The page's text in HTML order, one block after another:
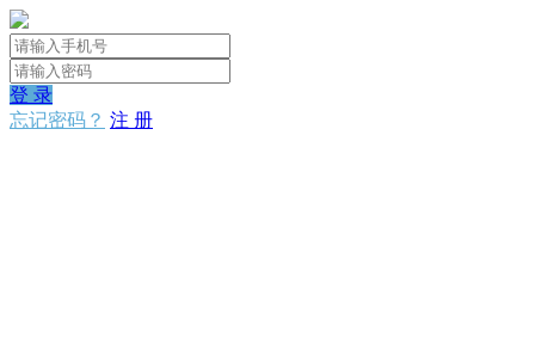
登 录
忘记密码？ 注 册